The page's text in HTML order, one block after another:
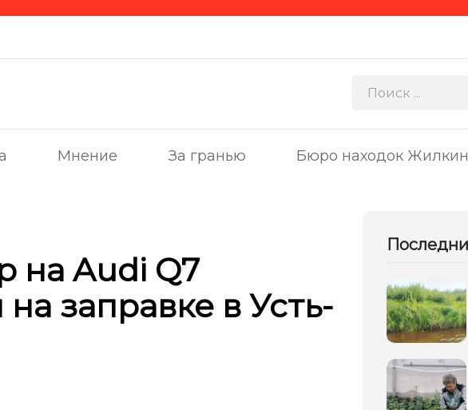
Мнение За гранью Бюро находок
на Audi Q7
заправке в Усть-